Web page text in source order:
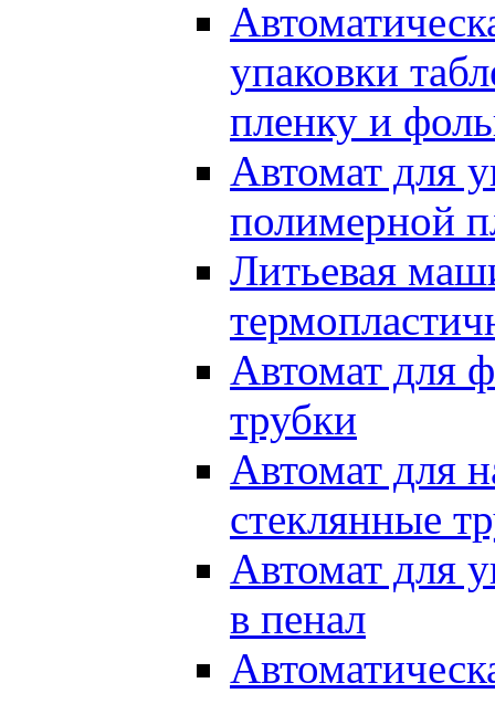
упаковки
пленку и
Автомат для
полимерной
Литьевая
Автомат для
трубки
Автомат для
стеклянные
Автомат для
в пенал